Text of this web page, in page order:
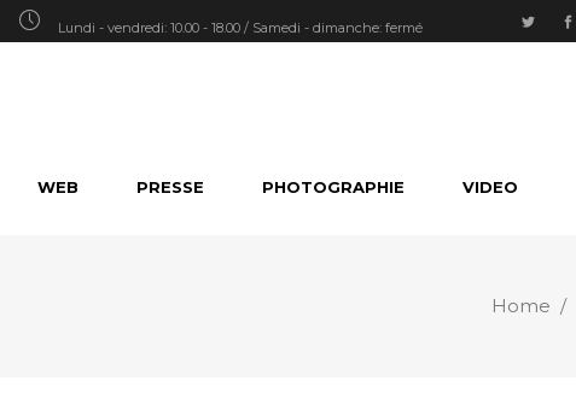
Lundi - vendredi: 10.00 - 18.00 / Samedi - dimanche: fermé
WEB PRESSE PHOTOGRAPHIE VIDEO
Home /